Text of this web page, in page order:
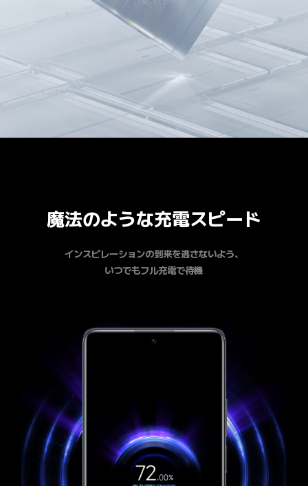
魔法のような充電スピード
インスピレーションの到来を逃さないよう、
いつでもフル充電で待機